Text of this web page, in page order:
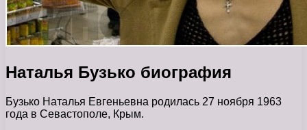
Наталья Бузько биография
Бузько Наталья Евгеньевна родилась 27 ноября 1963
года в Севастополе, Крым.